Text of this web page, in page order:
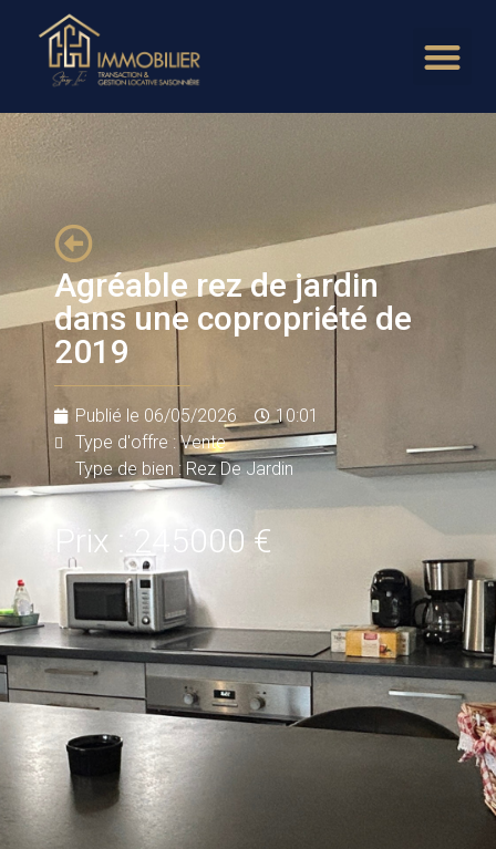
Agréable rez de jardin
dans une copropriété de
2019
Publié le 06/05/2026
10:01
Type d'offre : Vente
Type de bien : Rez De Jardin
Prix : 245000 €